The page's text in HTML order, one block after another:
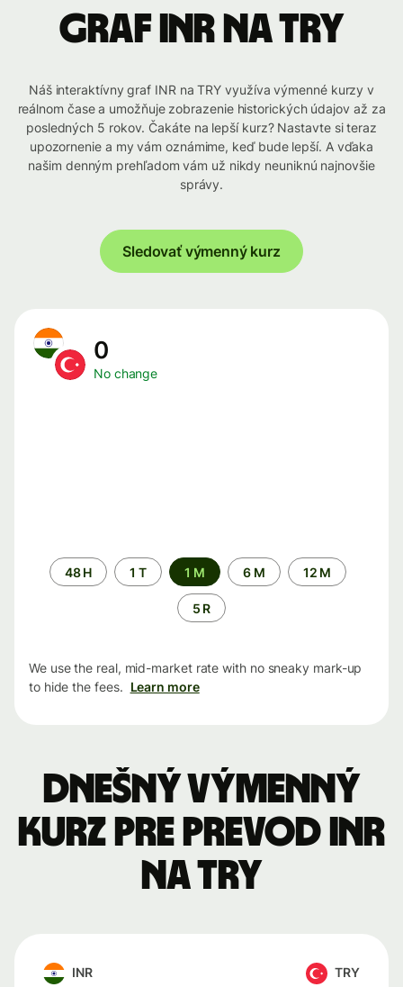
graf INR na TRY
Náš interaktívny graf INR na TRY využíva výmenné kurzy v
reálnom čase a umožňuje zobrazenie historických údajov až za
posledných 5 rokov. Čakáte na lepší kurz? Nastavte si teraz
upozornenie a my vám oznámime, keď bude lepší. A vďaka
našim denným prehľadom vám už nikdy neuniknú najnovšie
správy.
Sledovať výmenný kurz
0
No change
Time
period
48 H 1 T 1 M 6 M 12 M
5 R
We use the real, mid-market rate with no sneaky mark-up
to hide the fees. Learn more
Dnešný výmenný
kurz pre prevod INR
na TRY
INR TRY